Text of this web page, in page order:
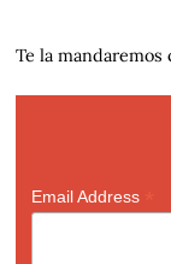
Te la mandaremos
Email Address